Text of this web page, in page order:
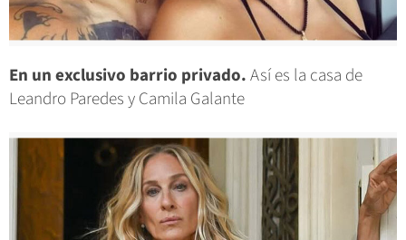
En un exclusivo barrio privado.Así es la casa de
Leandro Paredes y Camila Galante